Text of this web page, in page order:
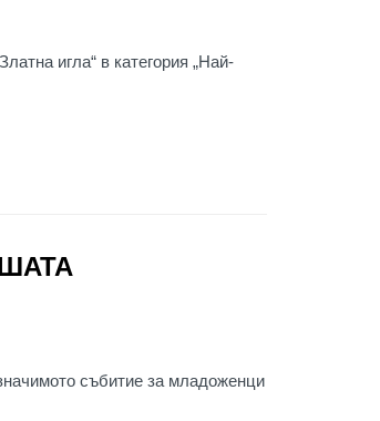
игла“ в категория „Най-
събитие за младоженци